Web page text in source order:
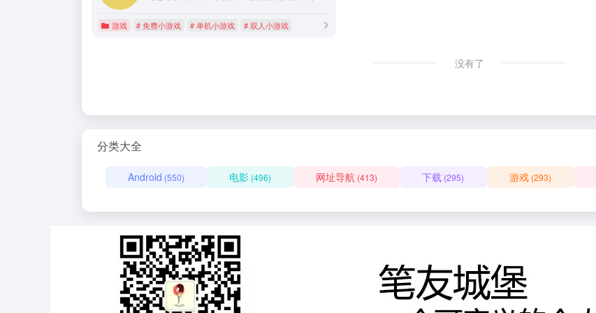
游戏 # 免费小游戏 # 单机小游戏 # 双人小游戏
没有了
分类大全
Android (550) 电影 (496) 网址导航 (413) 下载 (295) 游戏(293)